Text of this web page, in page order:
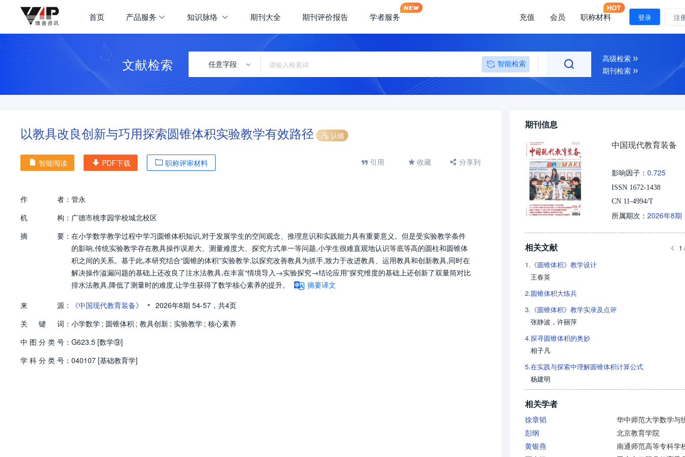
首页 产品服务 知识脉络 期刊大全 期刊评价报告 学者服务 充值 会员 职称材料 登录 注
文献检索 任意字段 智能检索
高级检索
期刊检索
以教具改良创新与巧用探索圆锥体积实验教学有效路径 认领
智能阅读 PDF下载 职称评审材料 引用 收藏 分享到
作 者： 管永
机
构： 广德市桃李园学校城北校区
摘
要： 在小学数学教学过程中学习圆锥体积知识,对于发展学生的空间观念、推理意识和实践能力具有重要意义。但是受实验教学条件
的影响,传统实验教学存在教具操作误差大、测量难度大、探究方式单一等问题,小学生很难直观地认识等底等高的圆柱和圆锥体
积之间的关系。基于此,本研究结合“圆锥的体积”实验教学,以探究改善教具为抓手,致力于改进教具、运用教具和创新教具,同时在
解决操作溢漏问题的基础上还改良了注水法教具,在丰富“情境导入→实验探究→结论应用”探究维度的基础上还创新了双量筒对比
排水法教具,降低了测量时的难度,让学生获得了数学核心素养的提升。
摘要译文
来
源： 《中国现代教育装备》 • 2026年8期 54-57， 共4页
关
键 词： 小学数学 ; 圆锥体积 ; 教具创新 ; 实验教学 ; 核心素养
中 图 分 类 号： G623.5 [数学⑨]
学 科 分 类 号： 040107 [基础教育学]
期刊信息
中国现代教育装备
影响因子： 0.725
ISSN 1672-1438
CN 11-4994/T
所属期次： 2026年8期
相关文献 1
1. 《圆锥体积》教学设计
王春英
2.圆锥体积大练兵
3. 《圆锥体积》教学实录及点评
张静波 ， 许丽萍
4.探寻圆锥体积的奥妙
相子凡
5.在实践与探索中理解圆锥体积计算公式
杨建明
相关学者
徐章韬
彭纲
北京教育学院
黄银燕
南通师范高等专科学